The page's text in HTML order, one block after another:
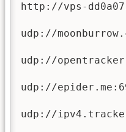
http://vps-
udp://
udp://
udp://
udp://